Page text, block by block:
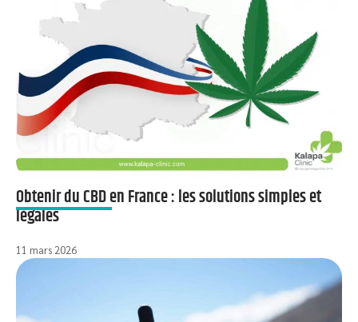
Obtenir du CBD en France : les solutions simples et
légales
11 mars 2026